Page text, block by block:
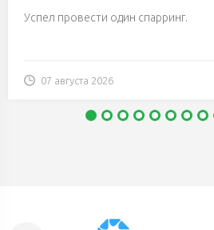
Успел провести один спарринг.
07 августа 2026